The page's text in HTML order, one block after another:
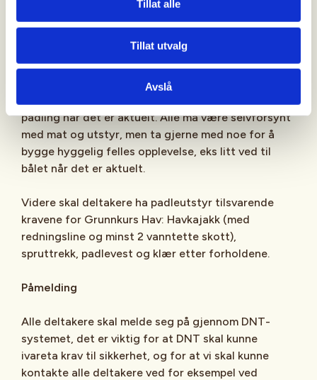
Tillat alle
Tillat utvalg
Avslå
så gjelder det å ta med klær til både padling og
pause etter vær og forhold. Padlere må kle seg
etter vanntemperatur, dette er mest utfordrende
på våren. Viktig å ha noe tørt, vindtett og varmt til
padling når det er aktuelt. Alle må være selvforsynt
med mat og utstyr, men ta gjerne med noe for å
bygge hyggelig felles opplevelse, eks litt ved til
bålet når det er aktuelt.
Videre skal deltakere ha padleutstyr tilsvarende
kravene for Grunnkurs Hav: Havkajakk (med
redningsline og minst 2 vanntette skott),
spruttrekk, padlevest og klær etter forholdene.
Påmelding
Alle deltakere skal melde seg på gjennom DNT-
systemet, det er viktig for at DNT skal kunne
ivareta krav til sikkerhet, og for at vi skal kunne
kontakte alle deltakere ved for eksempel ved